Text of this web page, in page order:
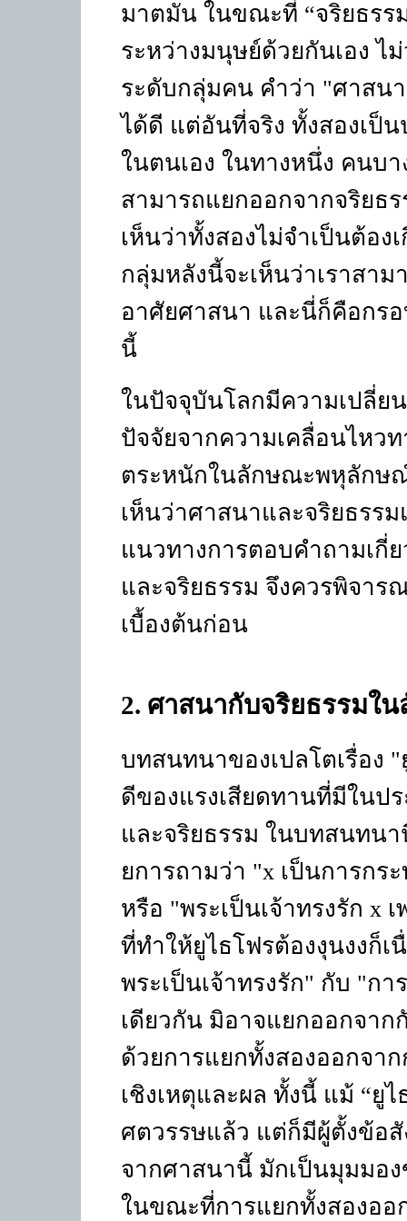
มาตมัน ในขณะที่ “จริยธรร
ระหว่างมนุษย์ด้วยกันเอง ไ
ระดับกลุ่มคน คำว่า "ศาสน
ได้ดี แต่อันที่จริง ทั้งสองเป็
ในตนเอง ในทางหนึ่ง คนบ
สามารถแยกออกจากจริยธ
เห็นว่าทั้งสองไม่จำเป็นต้อง
กลุ่มหลังนี้จะเห็นว่าเราสา
อาศัยศาสนา และนี่ก็คือกร
นี้
ในปัจจุบันโลกมีความเปลี่ย
ปัจจัยจากความเคลื่อนไหว
ตระหนักในลักษณะพหุลักษ
เห็นว่าศาสนาและจริยธรร
แนวทางการตอบคำถามเกี่
และจริยธรรม จึงควรพิจา
เบื้องต้นก่อน
2. ศาสนากับจริยธรรมใน
บทสนทนาของเปลโตเรื่อง "
ดีของแรงเสียดทานที่มีในป
และจริยธรรม ในบทสนทน
ยการถามว่า "x เป็นการกร
หรือ "พระเป็นเจ้าทรงรัก x
ที่ทำให้ยูไธโฟรต้องงุนงงก็
พระเป็นเจ้าทรงรัก" กับ "กา
เดียวกัน มิอาจแยกออกจา
ด้วยการแยกทั้งสองออกจา
เชิงเหตุและผล ทั้งนี้ แม้ “ยู
ศตวรรษแล้ว แต่ก็มีผู้ตั้งข้อสั
จากศาสนานี้ มักเป็นมุมมอ
ในขณะที่การแยกทั้งสองอ